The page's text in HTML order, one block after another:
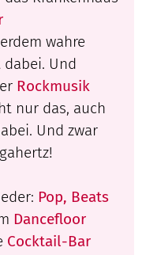
wahre
Und
Rockmusik
nur das, auch
Und zwar
Pop, Beats
Dancefloor
Cocktail-Bar